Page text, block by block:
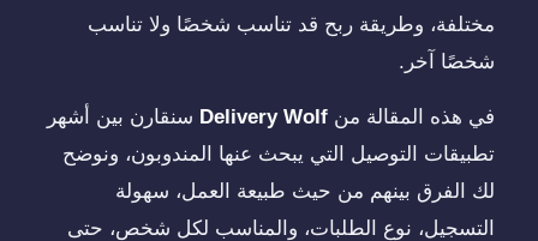
مختلفة، وطريقة ربح قد تناسب شخصًا ولا تناسب
شخصًا آخر.
في هذه المقالة من Delivery Wolf سنقارن بين أشهر
تطبيقات التوصيل التي يبحث عنها المندوبون، ونوضح
لك الفرق بينهم من حيث طبيعة العمل، سهولة
التسجيل، نوع الطلبات، والمناسب لكل شخص، حتى